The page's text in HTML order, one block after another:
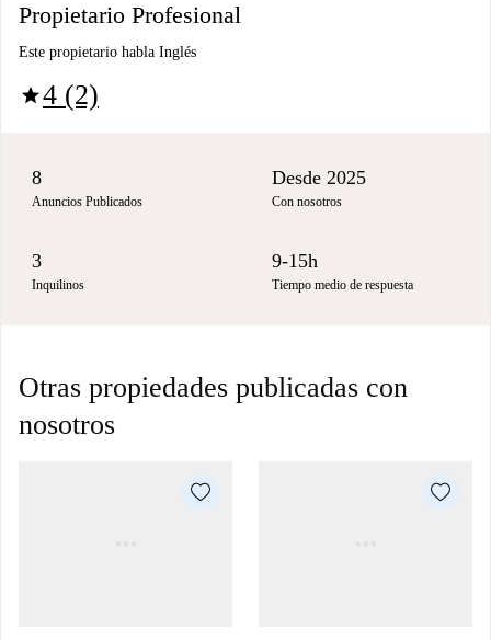
Propietario Profesional
Este propietario habla Inglés
star4 (2)
8
Anuncios Publicados
Desde 2025
Con nosotros
3
Inquilinos
9-15h
Tiempo medio de respuesta
Otras propiedades publicadas con
nosotros